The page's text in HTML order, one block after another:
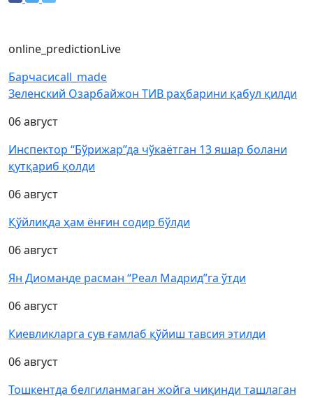
online_predictionLive
Барчасиcall_made
Зеленский Озарбайжон ТИВ раҳбарини қабул қилди
06 август
Инспектор “Бўрижар”да чўкаётган 13 яшар болани
қутқариб қолди
06 август
Қўйлиқда ҳам ёнғин содир бўлди
06 август
Ян Диоманде расман “Реал Мадрид”га ўтди
06 август
Киевликларга сув ғамлаб қўйиш тавсия этилди
06 август
Тошкентда белгиланмаган жойга чиқинди ташлаган